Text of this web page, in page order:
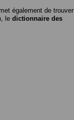
également de trouver
le dictionnaire des